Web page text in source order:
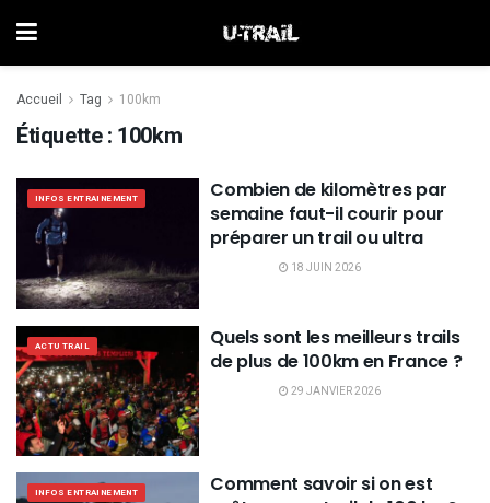
Accueil Tag 100km
Étiquette : 100km
INFOS ENTRAINEMENT
Combien de kilomètres par
semaine faut-il courir pour
préparer un trail ou ultra
18 JUIN 2026
ACTU TRAIL
Quels sont les meilleurs trails
de plus de 100km en France ?
29 JANVIER 2026
INFOS ENTRAINEMENT
Comment savoir si on est